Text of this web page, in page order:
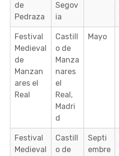
de
Pedraza
Segov
ia
Festival
Medieval
de
Manzan
ares el
Real
Castill
o de
Manza
nares
el
Real,
Madri
d
Mayo
Festival
Medieval
Castill
o de
Septi
embre